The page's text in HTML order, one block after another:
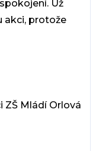
Už
akci, protože
ZŠ Mládí Orlová